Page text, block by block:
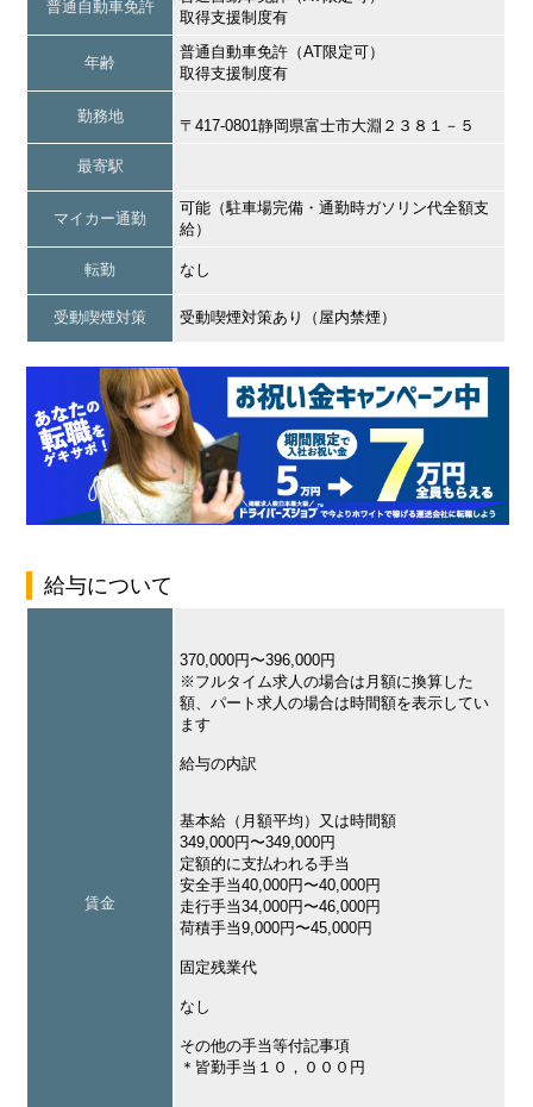
普通自動車免許
取得支援制度有
年齢
普通自動車免許（AT限定可）
取得支援制度有
勤務地
〒417-0801静岡県富士市大淵２３８１－５
最寄駅
マイカー通勤
可能（駐車場完備・通勤時ガソリン代全額支
給）
転勤 なし
受動喫煙対策 受動喫煙対策あり（屋内禁煙）
給与について
賃金
370,000円〜396,000円
※フルタイム求人の場合は月額に換算した
額、パート求人の場合は時間額を表示してい
ます
給与の内訳
基本給（月額平均）又は時間額
349,000円〜349,000円
定額的に支払われる手当
安全手当40,000円〜40,000円
走行手当34,000円〜46,000円
荷積手当9,000円〜45,000円
固定残業代
なし
その他の手当等付記事項
＊皆勤手当１０，０００円